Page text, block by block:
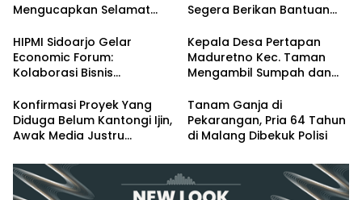
Mengucapkan Selamat
Baru 2025
Segera Berikan Bantuan
HIPMI Sidoarjo Gelar
Economic Forum:
Kolaborasi Bisnis
Baru
Kepala Desa Pertapan
Maduretno Kec. Taman
Mengambil Sumpah dan
Konfirmasi Proyek Yang
Diduga Belum Kantongi Ijin,
Awak Media Justru
Pembangunan
Tanam Ganja di
Pekarangan, Pria 64 Tahun
di Malang Dibekuk Polisi